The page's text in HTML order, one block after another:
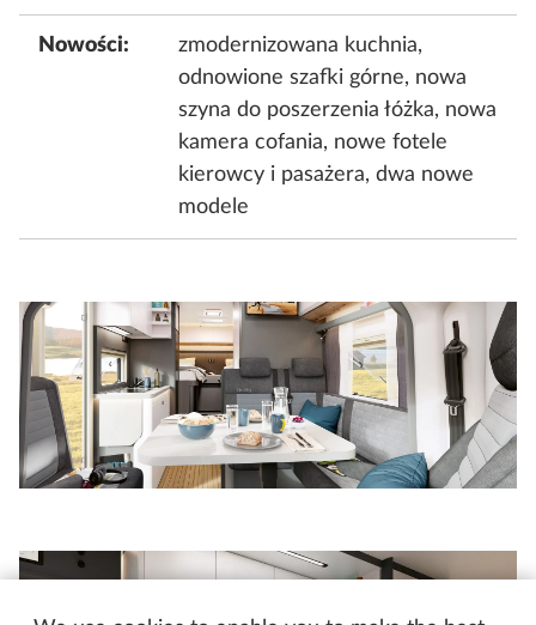
Nowości:
zmodernizowana kuchnia,
odnowione szafki górne, nowa
szyna do poszerzenia łóżka, nowa
kamera cofania, nowe fotele
kierowcy i pasażera, dwa nowe
modele